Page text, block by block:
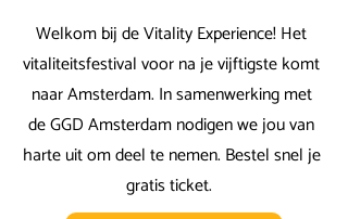
Welkom bij de Vitality Experience! Het
vitaliteitsfestival voor na je vijftigste komt
naar Amsterdam. In samenwerking met
de GGD Amsterdam nodigen we jou van
harte uit om deel te nemen. Bestel snel je
gratis ticket.